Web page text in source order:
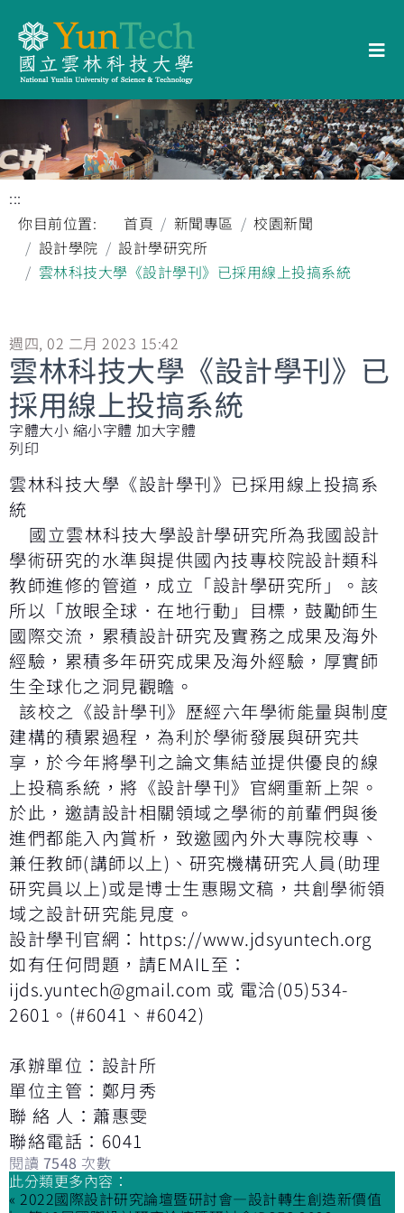
:::
你目前位置:
首頁 新聞專區
校園新聞
設計學院
設計學研究所
雲林科技大學《設計學刊》已採用線上投搞系統
週四, 02 二月 2023 15:42
雲林科技大學《設計學刊》已
採用線上投搞系統
字體大小 縮小字體 加大字體
列印
雲林科技大學《設計學刊》已採用線上投搞系
統
國立雲林科技大學設計學研究所為我國設計
學術研究的水準與提供國內技專校院設計類科
教師進修的管道，成立「設計學研究所」。該
所以「放眼全球．在地行動」目標，鼓勵師生
國際交流，累積設計研究及實務之成果及海外
經驗，累積多年研究成果及海外經驗，厚實師
生全球化之洞見觀瞻。
該校之《設計學刊》歷經六年學術能量與制度
建構的積累過程，為利於學術發展與研究共
享，於今年將學刊之論文集結並提供優良的線
上投稿系統，將《設計學刊》官網重新上架。
於此，邀請設計相關領域之學術的前輩們與後
進們都能入內賞析，致邀國內外大專院校專、
兼任教師(講師以上)、研究機構研究人員(助理
研究員以上)或是博士生惠賜文稿，共創學術領
域之設計研究能見度。
設計學刊官網： https://www.jdsyuntech.org
如有任何問題，請EMAIL至：
ijds.yuntech@gmail.com 或 電洽(05)534-
2601。(#6041、#6042)
承辦單位：設計所
單位主管：鄭月秀
聯 絡 人：蕭惠雯
聯絡電話：6041
閱讀 7548 次數
此分類更多內容：
« 2022國際設計研究論壇暨研討會—設計轉生創造新價值